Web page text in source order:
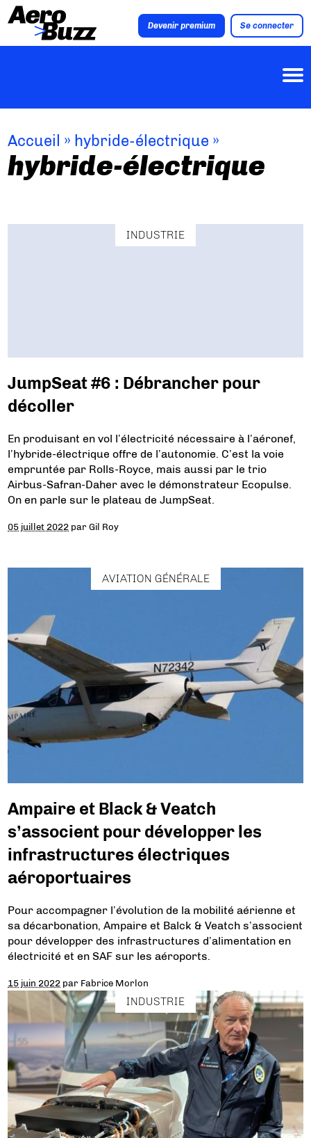
Devenir premium Se connecter
Accueil » hybride-électrique »
hybride-électrique
INDUSTRIE
JumpSeat #6 : Débrancher pour
décoller
En produisant en vol l’électricité nécessaire à l’aéronef,
l’hybride-électrique offre de l’autonomie. C’est la voie
empruntée par Rolls-Royce, mais aussi par le trio
Airbus-Safran-Daher avec le démonstrateur Ecopulse.
On en parle sur le plateau de JumpSeat.
05 juillet 2022 parGil Roy
AVIATION GÉNÉRALE
Ampaire et Black & Veatch
s’associent pour développer les
infrastructures électriques
aéroportuaires
Pour accompagner l’évolution de la mobilité aérienne et
sa décarbonation, Ampaire et Balck & Veatch s’associent
pour développer des infrastructures d’alimentation en
électricité et en SAF sur les aéroports.
15 juin 2022 par Fabrice Morlon
INDUSTRIE